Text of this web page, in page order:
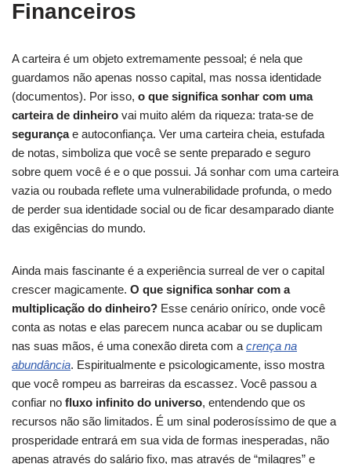
Financeiros
A carteira é um objeto extremamente pessoal; é nela que
guardamos não apenas nosso capital, mas nossa identidade
(documentos). Por isso, o que significa sonhar com uma
carteira de dinheiro vai muito além da riqueza: trata-se de
segurançae autoconfiança. Ver uma carteira cheia, estufada
de notas, simboliza que você se sente preparado e seguro
sobre quem você é e o que possui. Já sonhar com uma carteira
vazia ou roubada reflete uma vulnerabilidade profunda, o medo
de perder sua identidade social ou de ficar desamparado diante
das exigências do mundo.
Ainda mais fascinante é a experiência surreal de ver o capital
crescer magicamente. O que significa sonhar com a
multiplicação do dinheiro? Esse cenário onírico, onde você
conta as notas e elas parecem nunca acabar ou se duplicam
nas suas mãos, é uma conexão direta com a crença na
abundância. Espiritualmente e psicologicamente, isso mostra
que você rompeu as barreiras da escassez. Você passou a
confiar no fluxo infinito do universo, entendendo que os
recursos não são limitados. É um sinal poderosíssimo de que a
prosperidade entrará em sua vida de formas inesperadas, não
apenas através do salário fixo, mas através de “milagres” e